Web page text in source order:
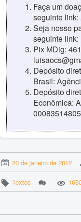
Faça um
seguinte link:
Seja nosso
seguinte link:
Pix MDig:
Depósito
Brasil:
Depósito
Econômica:
20 de janeiro de 2012
Textos